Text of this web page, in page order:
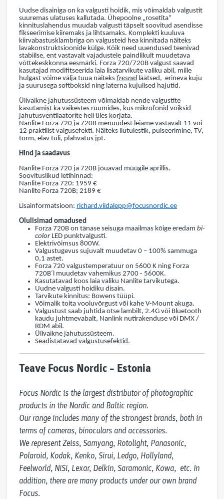
Uudse disainiga on ka valgusti hoidik, mis võimaldab valgustit
suuremas ulatuses kallutada. Ühepoolne „rosetita“
kinnituslahendus muudab valgusti täpselt soovitud asendisse
fikseerimise kiiremaks ja lihtsamaks. Komplekti kuuluva
kiirvabastusklambriga on valgusteid hea kinnitada näiteks
lavakonstruktsioonide külge. Kõik need uuendused teenivad
stabiilse, ent vastavalt vajadustele paindlikult muudetava
võttekeskkonna eesmärki. Forza 720/720B valgust saavad
kasutajad modifitseerida laia lisatarvikute valiku abil, mille
hulgast võime välja tuua näiteks fresnel läätsed, erineva kuju
ja suurusega softboksid ning laterna kujulised hajutid.
Ülivaikne jahutussüsteem võimaldab nende valgustite
kasutamist ka väikestes ruumides, kus mikrofonid võiksid
jahutusventilaatorite heli üles korjata.
Nanlite Forza 720 ja 720B menüüdest leiame vastavalt 11 või
12 praktilist valgusefekti. Näiteks ilutulestik, pulseerimine, TV,
torm, elav tuli, plahvatus jpt.
Hind ja saadavus
Nanlite Forza 720 ja 720B jõuavad müügile aprillis.
Soovituslikud letihinnad:
Nanlite Forza 720: 1959 €
Nanlite Forza 720B; 2189 €
Lisainformatsioon: richard.viidalepp@focusnordic.ee
Olulisimad omadused
Forza 720B on tänase seisuga maailmas kõige eredam bi-
colorLED punktvalgusti.
Elektrivõimsus 800W.
Valgustugevus sujuvalt muudetav 0 – 100% sammuga
0,1 astet.
Forza 720 valgustemperatuur on 5600 K ning Forza
720B´l muudetav vahemikus 2700 - 5600K.
Kasutatavad koos laia valiku Nanlite tarvikutega.
Uudne valgusti hoidiku disain.
Tarvikute kinnitus: Bowens tüüpi.
Võimalik toita vooluvõrgust või kahe V-Mount akuga.
Valgustust saab juhtida otse lambilt, 2.4G või Bluetooth
kaudu juhtmevabalt, Nanlink nutirakenduse või DMX /
RDM abil.
Ülivaikne jahutussüsteem.
Seadistatavad valgustusefektid.
Teave Focus Nordic – Estonia
Focus Nordic is the largest distributor of photographic
products in the Nordic and Baltic region.
Our range includes many of the strongest brands, both in
terms of cameras, binoculars and accessories.
We represent Zeiss, Samyang, Rotolight, Panasonic,
Polaroid, Kodak, Kenko, Sirui, Ledgo, Hollyland,
Feelworld, NiSi, Lexar, Delkin, Saramonic, Kowa,  etc. In
addition, there are many products under our own brand
Focus.